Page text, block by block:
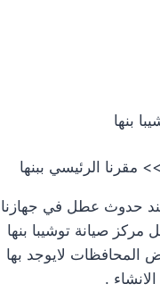
بنها
مقرنا الرئيسي ببنها
حدوث عطل في جهازنا
صيانة توشيبا بنها
المحافظات لايوجد بها
.